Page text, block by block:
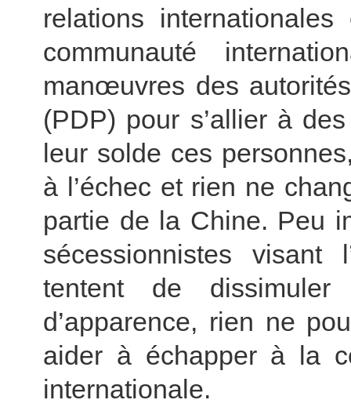
relations
communauté
manœuvres des
(PDP) pour s’allier à
leur solde ces
à l’échec et rien ne
partie de la Chine. Peu
sécessionnistes visant
tentent de
d’apparence, rien ne
aider à échapper à la
internationale.